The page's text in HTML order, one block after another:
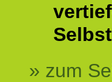
» zum